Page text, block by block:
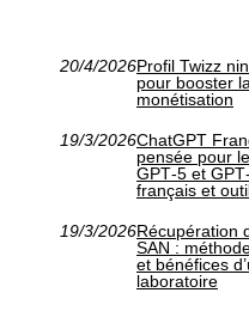
20/4/2026Profil Twizz
pour booster
monétisation
19/3/2026ChatGPT
pensée pour
GPT‑5 et
français et
19/3/2026Récupération
SAN :
et bénéfices
laboratoire